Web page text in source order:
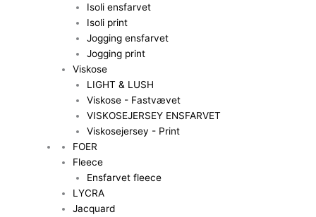
Isoli ensfarvet
Isoli print
Jogging ensfarvet
Jogging print
Viskose
LIGHT & LUSH
Viskose - Fastvævet
VISKOSEJERSEY ENSFARVET
Viskosejersey - Print
FOER
Fleece
Ensfarvet fleece
LYCRA
Jacquard